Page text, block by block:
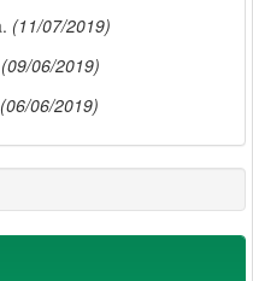
(11/07/2019)
(09/06/2019)
(06/06/2019)